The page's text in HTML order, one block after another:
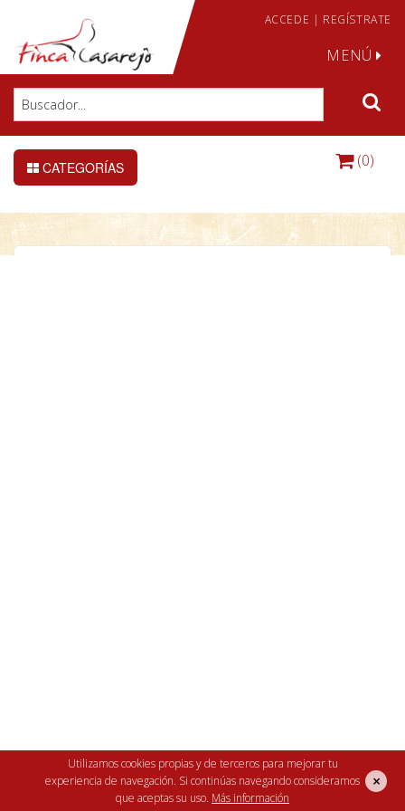
Utilizamos cookies propias y de terceros para mejorar tu
experiencia de navegación. Si continúas navegando consideramos
que aceptas su uso. Más información
×
ACCEDE | REGÍSTRATE
MENÚ
CATEGORÍAS (0)